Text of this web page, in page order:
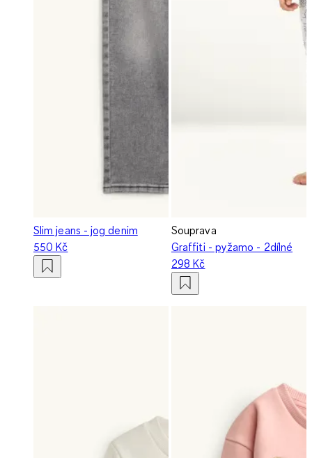
Slim jeans - jog denim
550 Kč
Souprava
Graffiti - pyžamo - 2dílné
298 Kč